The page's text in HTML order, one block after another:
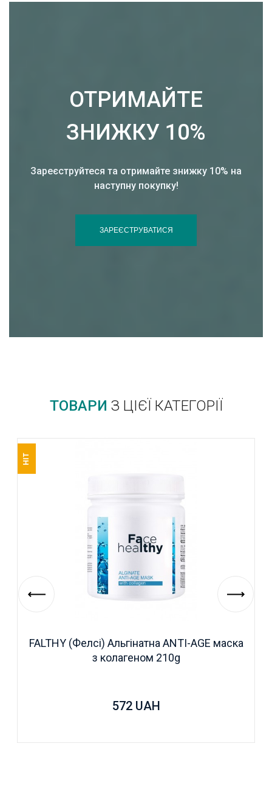
ОТРИМАЙТЕ
ЗНИЖКУ 10%
Зареєструйтеся та отримайте знижку 10% на
наступну покупку!
ЗАРЕЄСТРУВАТИСЯ
ТОВАРИ З ЦІЄЇ КАТЕГОРІЇ
HIT
FALTHY (Фелсі) Альгінатна ANTI-AGE маска
з колагеном 210g
572 UAH